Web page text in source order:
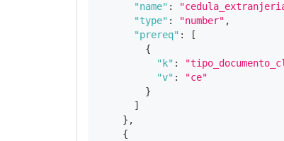
"name" :
"type" : "number" ,
"prereq" :
[
{
"k" :
"v" :
"ce"
}
]
} ,
{